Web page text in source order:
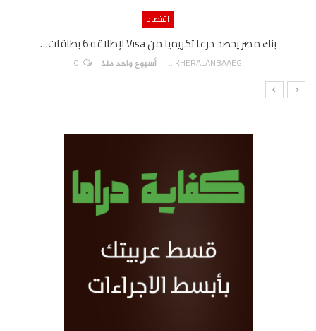
اقتصاد
بنك مصر يحصد درعا تكريميا من Visa لإطلاقه 6 بطاقات…
AKHERALANBAAEG أسبوع واحد منذ